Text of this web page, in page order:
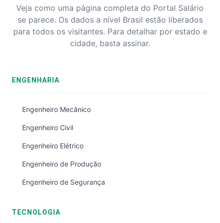
Veja como uma página completa do Portal Salário
se parece. Os dados a nível Brasil estão liberados
para todos os visitantes. Para detalhar por estado e
cidade, basta assinar.
ENGENHARIA
Engenheiro Mecânico
Engenheiro Civil
Engenheiro Elétrico
Engenheiro de Produção
Engenheiro de Segurança
TECNOLOGIA